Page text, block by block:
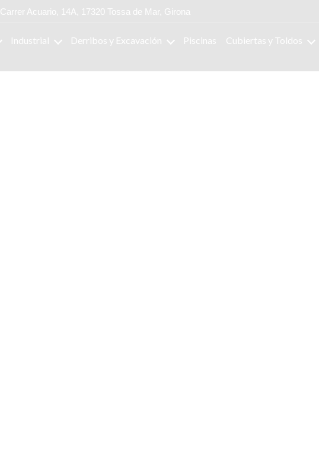
Carrer Acuario, 14A, 17320 Tossa de Mar, Girona
Industrial Derribos y Excavación Piscinas Cubiertas y Toldos